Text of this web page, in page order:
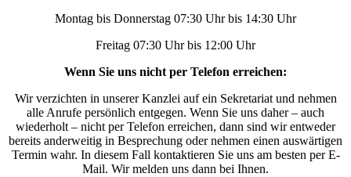
Montag bis Donnerstag 07:30 Uhr bis 14:30 Uhr
Freitag 07:30 Uhr bis 12:00 Uhr
Wenn Sie uns nicht per Telefon erreichen:
Wir verzichten in unserer Kanzlei auf ein Sekretariat und nehmen
alle Anrufe persönlich entgegen. Wenn Sie uns daher – auch
wiederholt – nicht per Telefon erreichen, dann sind wir entweder
bereits anderweitig in Besprechung oder nehmen einen auswärtigen
Termin wahr. In diesem Fall kontaktieren Sie uns am besten per E-
Mail. Wir melden uns dann bei Ihnen.